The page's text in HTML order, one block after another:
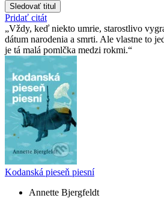
Sledovať titul
Pridať citát
Vždy, keď niekto umrie, starostlivo
dátum narodenia a smrti. Ale vlastne to
je tá malá pomlčka medzi rokmi.
Kodanská pieseň piesní
Annette Bjergfeldt